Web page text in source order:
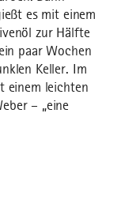
es mit einem
zur Hälfte
paar Wochen
Keller. Im
einem leichten
– „eine